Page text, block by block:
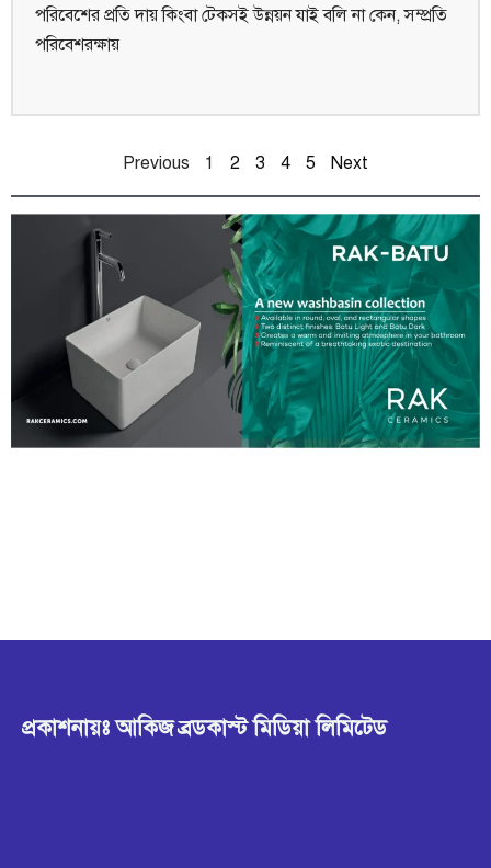
পরিবেশের প্রতি দায় কিংবা টেকসই উন্নয়ন যাই বলি না কেন, সম্প্রতি
পরিবেশরক্ষায়
Previous 1 2 3 4 5 Next
প্রকাশনায়ঃ আকিজ ব্রডকাস্ট মিডিয়া লিমিটেড